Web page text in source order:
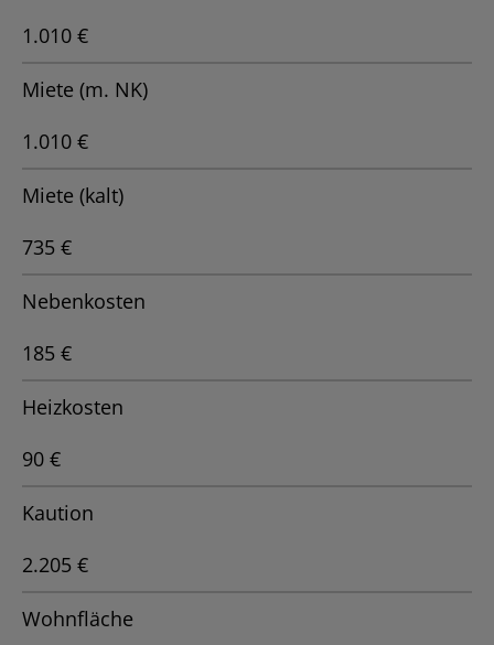
1.010 €
Miete (m. NK)
1.010 €
Miete (kalt)
735 €
Nebenkosten
185 €
Heizkosten
90 €
Kaution
2.205 €
Wohnfläche